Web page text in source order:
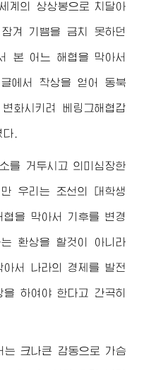
계의 상상봉으로 치달아
겨 기쁨을 금치 못하던
본 어느 해협을 막아서
에서 착상을 얻어 동북
화시키려 베링그해협갑
.
를 거두시고 의미심장한
우리는 조선의 대학생
을 막아서 기후를 변경
환상을 할것이 아니라
서 나라의 경제를 발전
하여야 한다고 간곡히
는 크나큰 감동으로 가슴